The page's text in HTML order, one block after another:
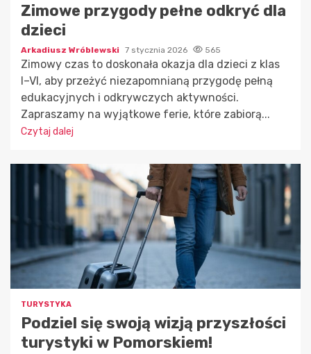
Zimowe przygody pełne odkryć dla
dzieci
Arkadiusz Wróblewski 7 stycznia 2026 565
Zimowy czas to doskonała okazja dla dzieci z klas
I–VI, aby przeżyć niezapomnianą przygodę pełną
edukacyjnych i odkrywczych aktywności.
Zapraszamy na wyjątkowe ferie, które zabiorą...
Czytaj dalej
TURYSTYKA
Podziel się swoją wizją przyszłości
turystyki w Pomorskiem!